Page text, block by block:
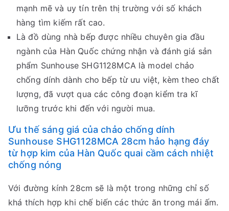
mạnh mẽ và uy tín trên thị trường với số khách
hàng tìm kiếm rất cao.
Là đồ dùng nhà bếp được nhiều chuyên gia đầu
ngành của Hàn Quốc chứng nhận và đánh giá sản
phẩm Sunhouse SHG1128MCA là model chảo
chống dính dành cho bếp từ ưu việt, kèm theo chất
lượng, đã vượt qua các công đoạn kiểm tra kĩ
lưỡng trước khi đến với người mua.
Ưu thế sáng giá của chảo chống dính
Sunhouse SHG1128MCA 28cm hảo hạng đáy
từ hợp kim của Hàn Quốc quai cầm cách nhiệt
chống nóng
Với đường kính 28cm sẽ là một trong những chỉ số
khá thích hợp khi chế biến các thức ăn trong mái ấm.